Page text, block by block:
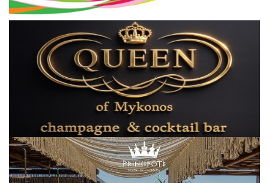
Opinion + Analysis
L’Art des Sens
All News
Elections 2023